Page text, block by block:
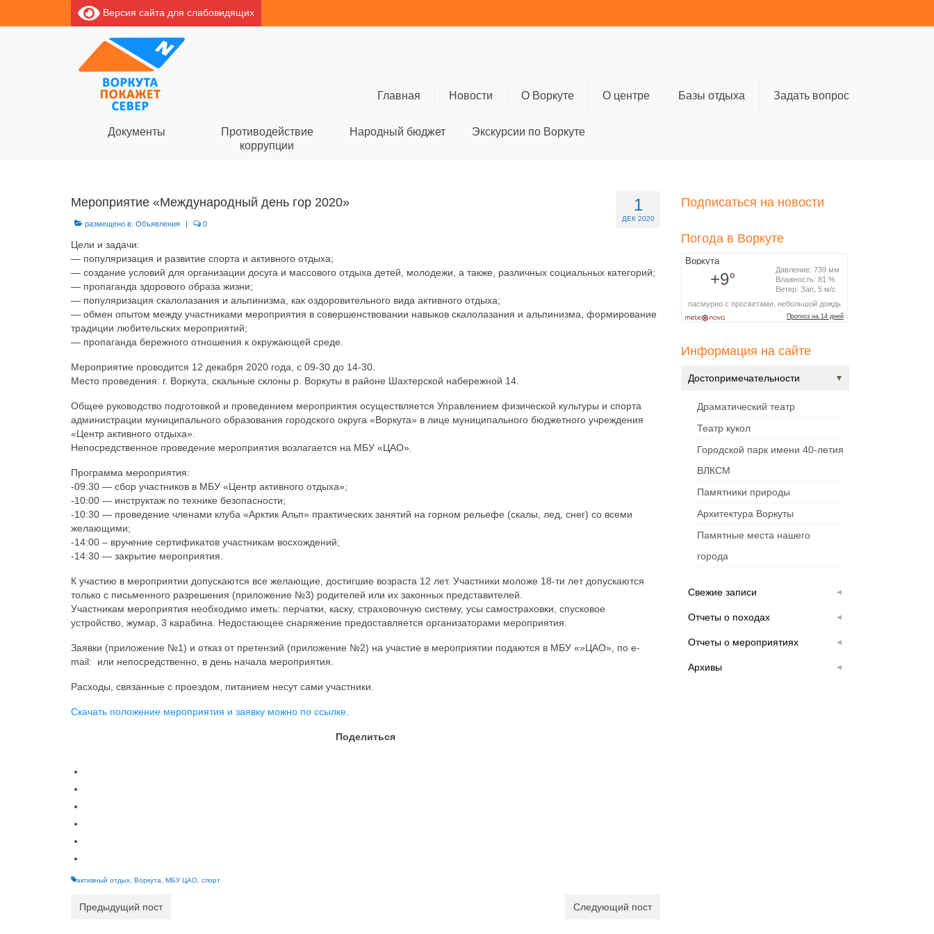
Версия сайта для слабовидящих
Главная Новости О Воркуте О центре Базы отдыха Задать вопрос
Документы
Противодействие
коррупции
Народный бюджет Экскурсии по Воркуте
1
ДЕК 2020
Мероприятие «Международный день гор 2020»
размещено в: Объявления | 0
Цели и задачи:
— популяризация и развитие спорта и активного отдыха;
— создание условий для организации досуга и массового отдыха детей, молодежи, а также, различных социальных категорий;
— пропаганда здорового образа жизни;
— популяризация скалолазания и альпинизма, как оздоровительного вида активного отдыха;
— обмен опытом между участниками мероприятия в совершенствовании навыков скалолазания и альпинизма, формирование
традиции любительских мероприятий;
— пропаганда бережного отношения к окружающей среде.
Мероприятие проводится 12 декабря 2020 года, с 09-30 до 14-30.
Место проведения: г. Воркута, скальные склоны р. Воркуты в районе Шахтерской набережной 14.
Общее руководство подготовкой и проведением мероприятия осуществляется Управлением физической культуры и спорта
администрации муниципального образования городского округа «Воркута» в лице муниципального бюджетного учреждения
«Центр активного отдыха».
Непосредственное проведение мероприятия возлагается на МБУ «ЦАО».
Программа мероприятия:
-09:30 — сбор участников в МБУ «Центр активного отдыха»;
-10:00 — инструктаж по технике безопасности;
-10:30 — проведение членами клуба «Арктик Альп» практических занятий на горном рельефе (скалы, лед, снег) со всеми
желающими;
-14:00 – вручение сертификатов участникам восхождений;
-14:30 — закрытие мероприятия.
К участию в мероприятии допускаются все желающие, достигшие возраста 12 лет. Участники моложе 18-ти лет допускаются
только с письменного разрешения (приложение №3) родителей или их законных представителей.
Участникам мероприятия необходимо иметь: перчатки, каску, страховочную систему, усы самостраховки, спусковое
устройство, жумар, 3 карабина. Недостающее снаряжение предоставляется организаторами мероприятия.
Заявки (приложение №1) и отказ от претензий (приложение №2) на участие в мероприятии подаются в МБУ «»ЦАО», по e-
mail: или непосредственно, в день начала мероприятия.
Расходы, связанные с проездом, питанием несут сами участники.
Скачать положение мероприятия и заявку можно по ссылке.
Поделиться
активный отдых Воркута МБУ ЦАО спорт
Предыдущий пост Следующий пост
Подписаться на новости
Погода в Воркуте
Информация на сайте
Достопримечательности
Драматический театр
Театр кукол
Городской парк имени 40-летия
ВЛКСМ
Памятники природы
Архитектура Воркуты
Памятные места нашего
города
Свежие записи
Отчеты о походах
Отчеты о мероприятиях
Архивы